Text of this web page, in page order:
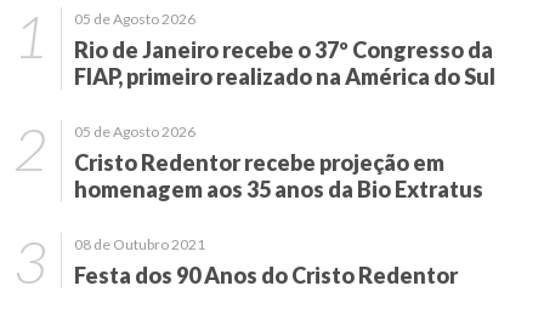
05 de Agosto 2026
Rio de Janeiro recebe o 37º Congresso da
FIAP, primeiro realizado na América do Sul
05 de Agosto 2026
Cristo Redentor recebe projeção em
homenagem aos 35 anos da Bio Extratus
08 de Outubro 2021
Festa dos 90 Anos do Cristo Redentor